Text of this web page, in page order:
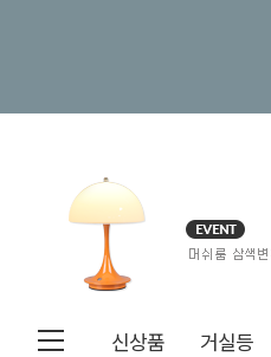
신상품 거실등